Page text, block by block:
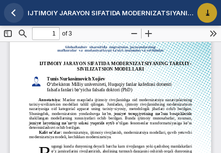
Maqola tafsilotlariga qaytish IJTIMOIY JARAYON SIFATIDA MODERNIZATSIYANING TARIXIY- SIVILIZATSION MODELLARI